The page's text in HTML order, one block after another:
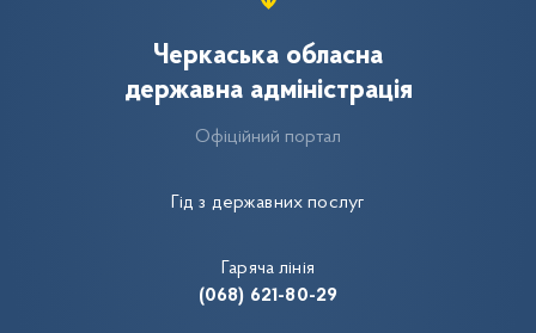
Гід з державних послуг
Черкаська обласна
державна адміністрація
Офіційний портал
Гаряча лінія
(068) 621-80-29